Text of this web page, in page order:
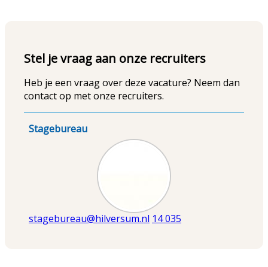
Stel je vraag aan onze recruiters
Heb je een vraag over deze vacature? Neem dan
contact op met onze recruiters.
Stagebureau
Afbeelding
stagebureau@hilversum.nl 14 035